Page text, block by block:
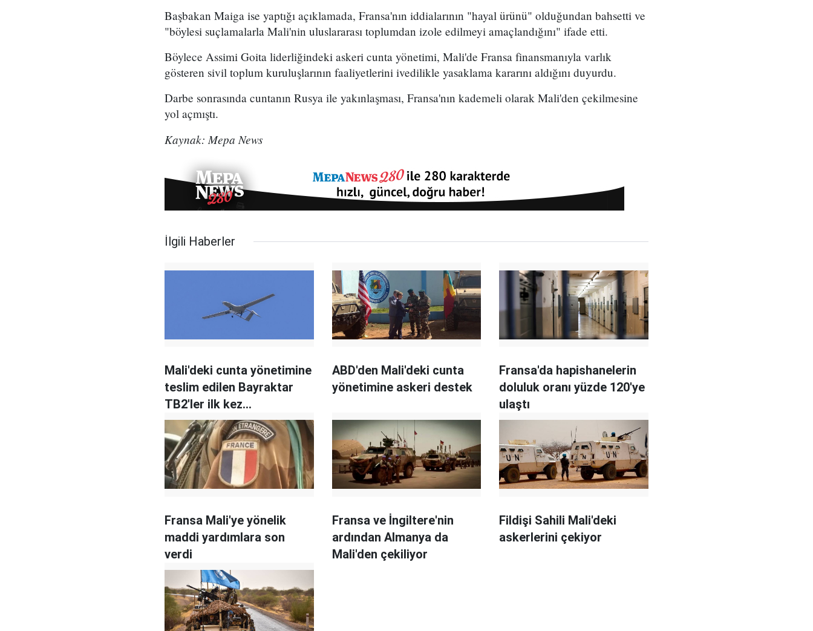
Başbakan Maiga ise yaptığı açıklamada, Fransa'nın iddialarının "hayal ürünü" olduğundan bahsetti ve
"böylesi suçlamalarla Mali'nin uluslararası toplumdan izole edilmeyi amaçlandığını" ifade etti.
Böylece Assimi Goita liderliğindeki askeri cunta yönetimi, Mali'de Fransa finansmanıyla varlık
gösteren sivil toplum kuruluşlarının faaliyetlerini ivedilikle yasaklama kararını aldığını duyurdu.
Darbe sonrasında cuntanın Rusya ile yakınlaşması, Fransa'nın kademeli olarak Mali'den çekilmesine
yol açmıştı.
Kaynak: Mepa News
İlgili Haberler
Mali'deki cunta yönetimine
teslim edilen Bayraktar
TB2'ler ilk kez
görüntülendi
ABD'den Mali'deki cunta
yönetimine askeri destek
Fransa'da hapishanelerin
doluluk oranı yüzde 120'ye
ulaştı
Fransa Mali'ye yönelik
maddi yardımlara son
verdi
Fransa ve İngiltere'nin
ardından Almanya da
Mali'den çekiliyor
Fildişi Sahili Mali'deki
askerlerini çekiyor